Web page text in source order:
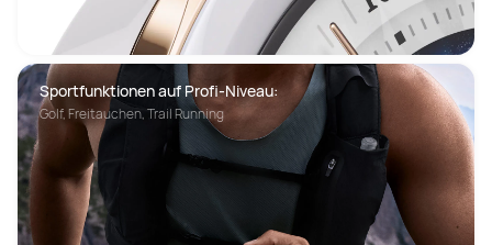
Sportfunktionen auf Profi-Niveau: